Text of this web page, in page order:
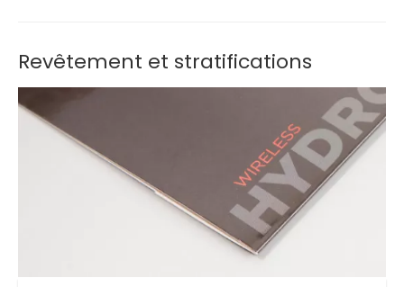
Revêtement et stratifications